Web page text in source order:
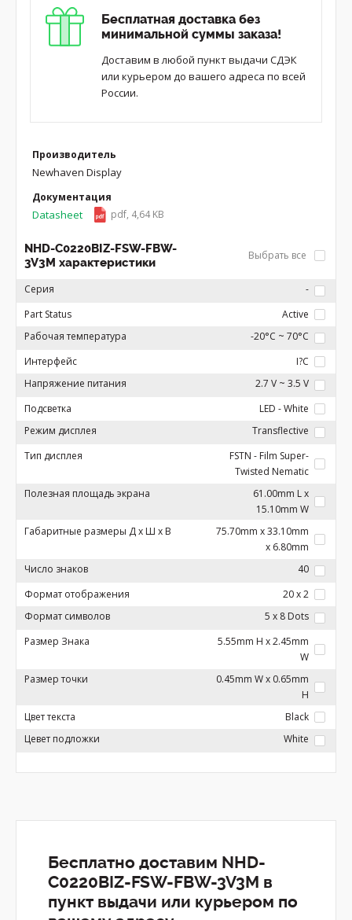
Бесплатная доставка без
минимальной суммы заказа!
Доставим в любой пункт выдачи СДЭК
или курьером до вашего адреса по всей
России.
Производитель
Newhaven Display
Документация
Datasheet pdf, 4,64 KB
NHD-C0220BIZ-FSW-FBW-
3V3M характеристики
Выбрать все
Серия
-
Part Status
Active
Рабочая температура
-20°C ~ 70°C
Интерфейс
I?C
Напряжение питания
2.7 V ~ 3.5 V
Подсветка
LED - White
Режим дисплея
Transflective
Тип дисплея
FSTN - Film Super-
Twisted Nematic
Полезная площадь экрана
61.00mm L x
15.10mm W
Габаритные размеры Д x Ш x В
75.70mm x 33.10mm
x 6.80mm
Число знаков
40
Формат отображения
20 x 2
Формат символов
5 x 8 Dots
Размер Знака
5.55mm H x 2.45mm
W
Размер точки
0.45mm W x 0.65mm
H
Цвет текста
Black
Цевет подложки
White
Бесплатно доставим NHD-
C0220BIZ-FSW-FBW-3V3M в
пункт выдачи или курьером по